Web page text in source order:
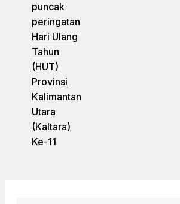
puncak
peringatan
Hari Ulang
Tahun
(HUT)
Provinsi
Kalimantan
Utara
(Kaltara)
Ke-11